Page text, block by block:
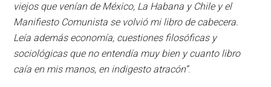
viejos que venían de México, La Habana y Chile y el
Manifiesto Comunista se volvió mi libro de cabecera.
Leía además economía, cuestiones filosóficas y
sociológicas que no entendía muy bien y cuanto libro
caía en mis manos, en indigesto atracón”.